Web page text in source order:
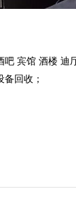
宾馆 酒楼 迪
回收；